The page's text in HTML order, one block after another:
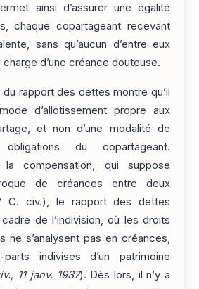
ainsi d’assurer une égalité
chaque copartageant recevant
sans qu’aucun d’entre eux
charge d’une créance douteuse.
du rapport des dettes montre qu’il
d’allotissement propre aux
et non d’une modalité de
du copartageant.
la compensation, qui suppose
de créances entre deux
C. civ.), le rapport des dettes
de l’indivision, où les droits
ne s’analysent pas en créances,
indivises d’un patrimoine
11 janv. 1937). Dès lors, il n’y a